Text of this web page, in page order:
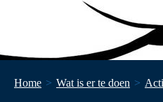
Home Wat is er te doen